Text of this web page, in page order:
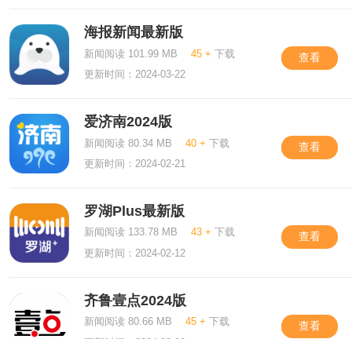
海报新闻最新版
新闻阅读 101.99 MB 45 + 下载
更新时间：2024-03-22
查看
爱济南2024版
新闻阅读 80.34 MB 40 + 下载
更新时间：2024-02-21
查看
罗湖Plus最新版
新闻阅读 133.78 MB 43 + 下载
更新时间：2024-02-12
查看
齐鲁壹点2024版
新闻阅读 80.66 MB 45 + 下载
查看